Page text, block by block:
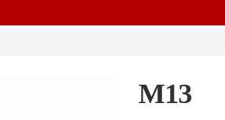
M13